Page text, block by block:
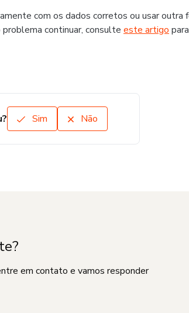
com os dados corretos ou usar outra
continuar, consulte este artigo
Sim Não
em contato e vamos responder